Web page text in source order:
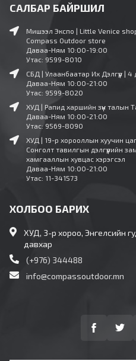
САЛБАР БАЙРШИЛ
Мишээл Экспо | Little Venice
Compass Outdoor store
Даваа-Ням 10:00-19:00
Утас: 9599-8010
СБД | Улаанбаатар Их Дэлгүүр | 4
Даваа-Ням 10:00-21:00
Утас: 9599-8020
ХУД | Рапид харшийн зүүн талын
Даваа-Ням 10:00-21:00
Утас: 9569-8090
ХУД | 19-р хорооллын хуучин
Сонголт тавилгын дэлгүүрийн
хамгааллын хувцас хэрэгсэл
Даваа-Ням 10:00-21:00
Утас: 11-341573
ХОЛБОО БАРИХ
ХУД, 3-р хороо, Энгелсийн
давхар
(+976) 344488
info@compassoutdoor.mn